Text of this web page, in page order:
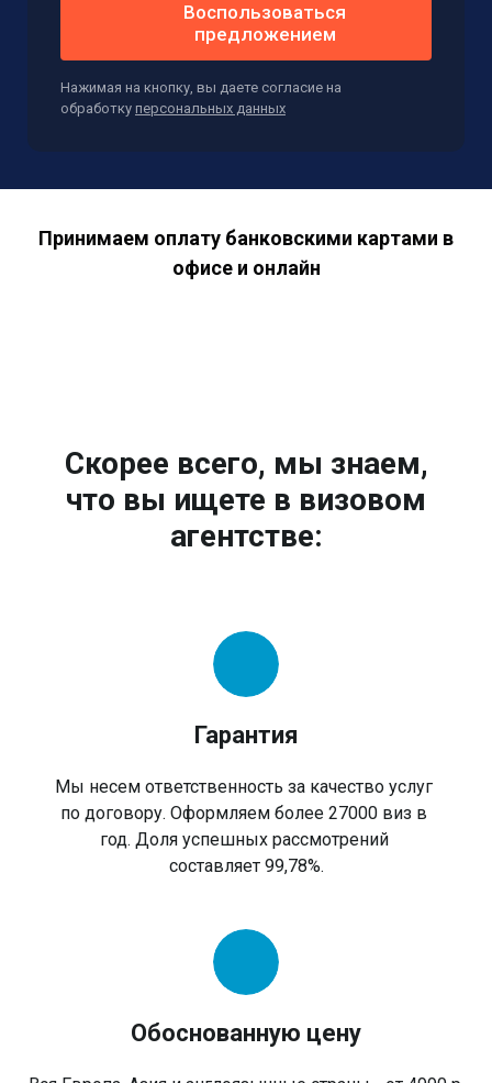
Воспользоваться
предложением
Нажимая на кнопку, вы даете согласие на
обработку персональных данных
Принимаем оплату банковскими картами в
офисе и онлайн
Скорее всего, мы знаем,
что вы ищете в визовом
агентстве:
Гарантия
Мы несем ответственность за качество услуг
по договору. Оформляем более 27000 виз в
год. Доля успешных рассмотрений
составляет 99,78%.
Обоснованную цену